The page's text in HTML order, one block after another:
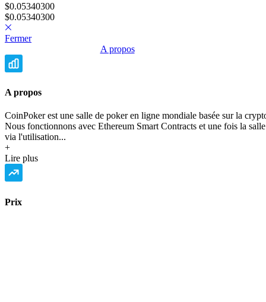
$0.05340300
$0.05340300
Fermer
A propos
A propos
CoinPoker est une salle de poker en ligne mondiale basée sur la
Nous fonctionnons avec Ethereum Smart Contracts et une fois la
via l'utilisation...
+
Lire plus
Prix
Politique de Confidentialité
Copyright 2020-2026 Epsylia OÜ - All rights reserved
Moning est une plateforme ne gérant aucun fond et à visée purement
éducative. Nous ne fournissons aucun conseil en investissement.
peuvent comporter des erreurs. Nous vous invitons à toujours
Tout investissement financier comporte des risques dont la perte
partielle ou totale de capital.